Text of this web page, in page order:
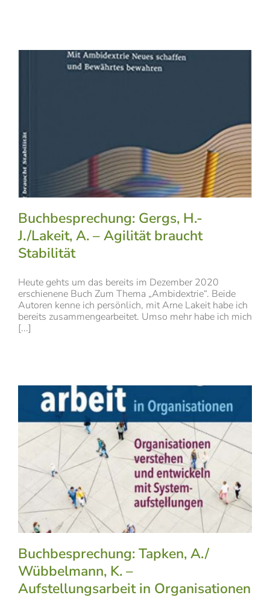
Buchbesprechung: Gergs, H.-
J./Lakeit, A. – Agilität braucht
Stabilität
Heute gehts um das bereits im Dezember 2020
erschienene Buch Zum Thema „Ambidextrie“. Beide
Autoren kenne ich persönlich, mit Arne Lakeit habe ich
bereits zusammengearbeitet. Umso mehr habe ich mich
[...]
Buchbesprechung: Tapken, A./
Wübbelmann, K. –
Aufstellungsarbeit in Organisationen